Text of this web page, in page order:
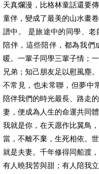
天真爛漫，比格林童話還要
童伴，變成了最美的山水畫
譜中。 是旅途中的同學、
陪伴，這些陪伴，都為我們
暖。一輩子同學三輩子情；
兄弟；知己朋友足以慰風塵
不常見，也未常聯，但夢中
陪伴我們的時光最長、路走
妻，便成為人生的命運共同
我就是你，在天愿作比翼鳥
當，不離不棄，生死相依。
就是夫妻。千年修得同船渡
有人曉我苦與甜；有人陪我